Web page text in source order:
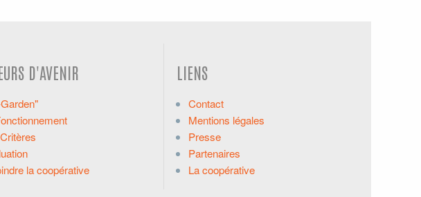
D'AVENIR
la coopérative
LIENS
Contact
Mentions légales
Presse
Partenaires
La coopérative